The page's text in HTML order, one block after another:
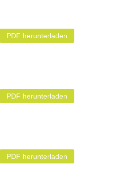
PDF herunterladen
PDF herunterladen
PDF herunterladen